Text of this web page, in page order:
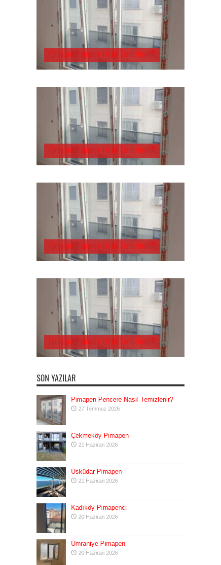
Pimapen Pencere Nasıl Temizlenir?
Pimapen Pencere Nasıl Temizlenir?
Pimapen Pencere Nasıl Temizlenir?
Pimapen Pencere Nasıl Temizlenir?
SON YAZILAR
Pimapen Pencere Nasıl Temizlenir?
27 Temmuz 2026
Çekmeköy Pimapen
21 Haziran 2026
Üsküdar Pimapen
21 Haziran 2026
Kadıköy Pimapenci
20 Haziran 2026
Ümraniye Pimapen
20 Haziran 2026